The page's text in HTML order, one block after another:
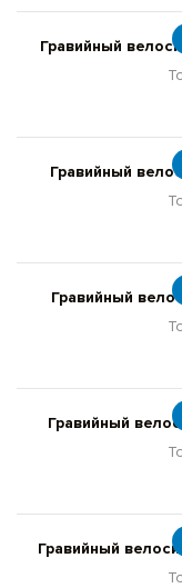
Гравийный
Гравийный
Гравийный
Гравийный
Гравийный